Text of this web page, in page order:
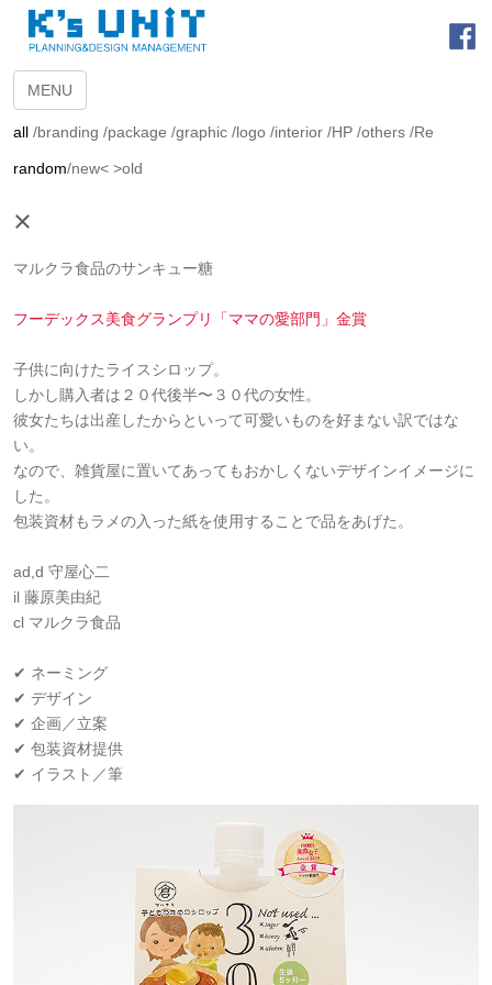
MENU
all /branding /package /graphic /logo /interior /HP /others /Re
random/new< >old
×
マルクラ食品のサンキュー糖
フーデックス美食グランプリ「ママの愛部門」金賞
子供に向けたライスシロップ。
しかし購入者は２０代後半〜３０代の女性。
彼女たちは出産したからといって可愛いものを好まない訳ではな
い。
なので、雑貨屋に置いてあってもおかしくないデザインイメージに
した。
包装資材もラメの入った紙を使用することで品をあげた。
ad,d 守屋心二
il 藤原美由紀
cl マルクラ食品
✔ ネーミング
✔ デザイン
✔ 企画／立案
✔ 包装資材提供
✔ イラスト／筆